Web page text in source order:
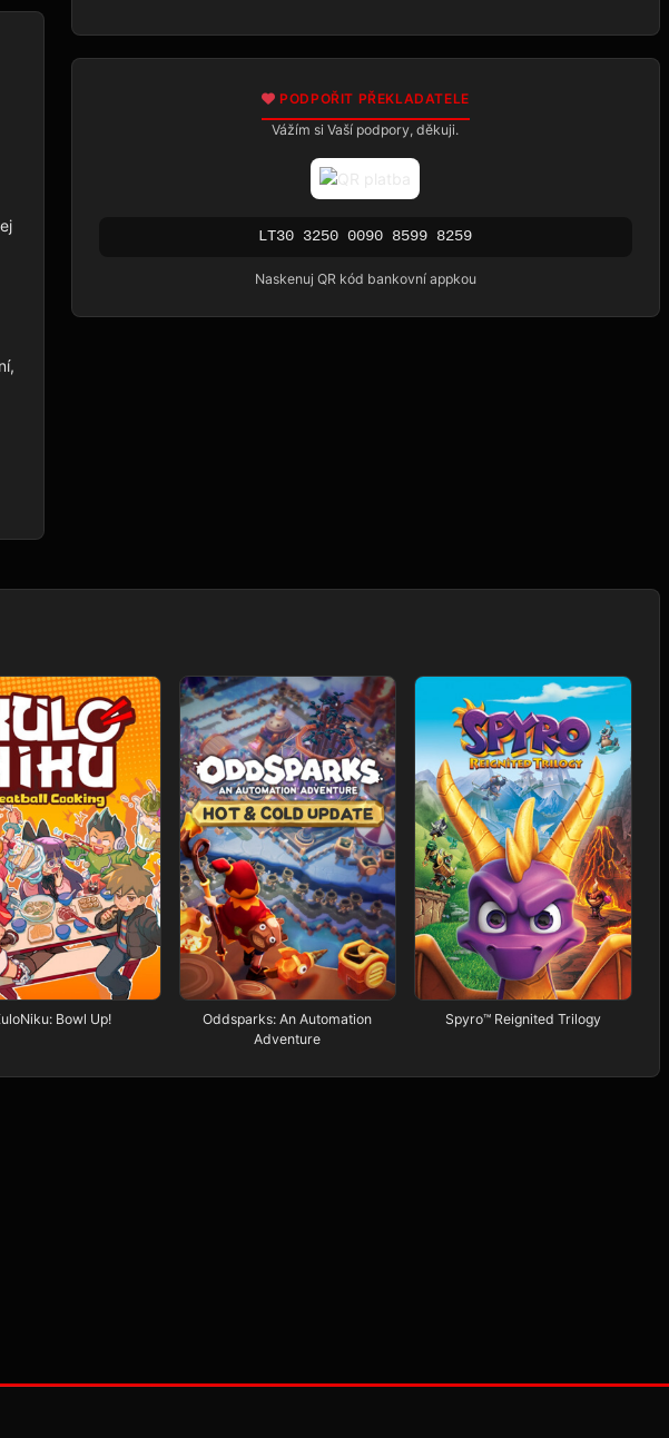
PODPOŘIT PŘEKLADATELE
Vážím si Vaší podpory, děkuji.
LT30 3250 0090 8599 8259
Naskenuj QR kód bankovní appkou
Bowl Up!
Oddsparks: An Automation
Adventure
Spyro™ Reignited Trilogy